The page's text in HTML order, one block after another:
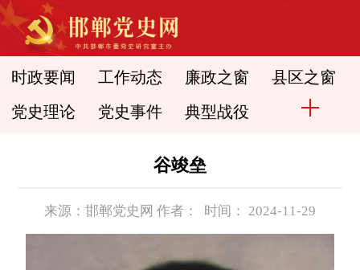
时政要闻 工作动态 廉政之窗 县区之窗
党史理论 党史事件 典型战役
谷竣垒
来源：邯郸党史网 作者： 时间： 2024-11-29